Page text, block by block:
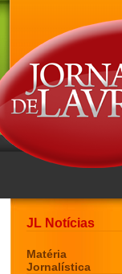
JL Notícias
Matéria
Jornalística